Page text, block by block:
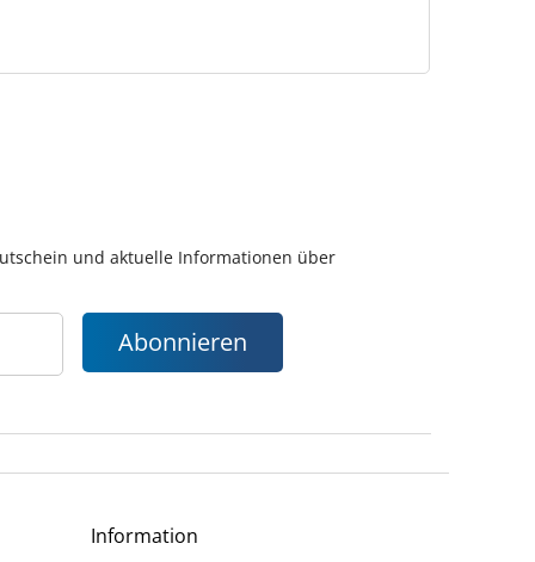
und aktuelle Informationen über
Abonnieren
Information